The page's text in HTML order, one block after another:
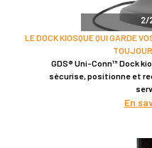
2/
LE DOCK KIOSQUE QUI GARDE
GDS® Uni-Conn™ Dock
sécurise, positionne et
En